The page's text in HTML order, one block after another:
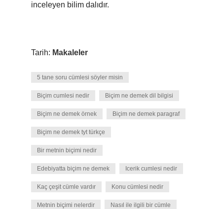
inceleyen bilim dalıdır.
Tarih: Makaleler
5 tane soru cümlesi söyler misin
Biçim cumlesi nedir Biçim ne demek dil bilgisi
Biçim ne demek örnek Biçim ne demek paragraf
Biçim ne demek tyt türkçe
Bir metnin biçimi nedir
Edebiyatta biçim ne demek Icerik cumlesi nedir
Kaç çeşit cümle vardır Konu cümlesi nedir
Metnin biçimi nelerdir Nasıl ile ilgili bir cümle